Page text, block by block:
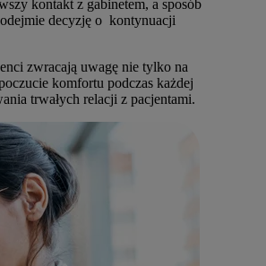
kontakt z gabinetem, a sposób
decyzję o kontynuacji
zwracają uwagę nie tylko na
komfortu podczas każdej
trwałych relacji z pacjentami.